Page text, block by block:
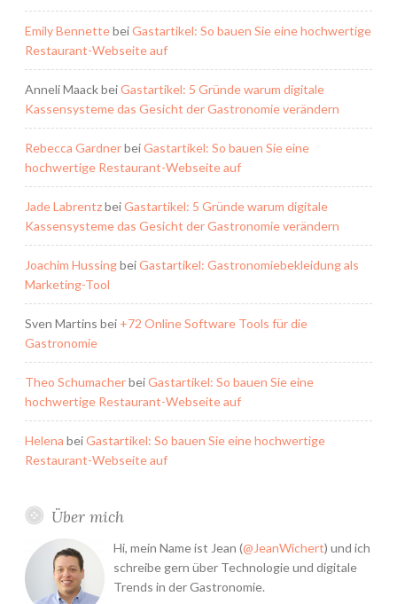
Emily BennettebeiGastartikel: So bauen Sie eine hochwertige
Restaurant-Webseite auf
Anneli MaackbeiGastartikel: 5 Gründe warum digitale
Kassensysteme das Gesicht der Gastronomie verändern
Rebecca GardnerbeiGastartikel: So bauen Sie eine
hochwertige Restaurant-Webseite auf
Jade LabrentzbeiGastartikel: 5 Gründe warum digitale
Kassensysteme das Gesicht der Gastronomie verändern
Joachim HussingbeiGastartikel: Gastronomiebekleidung als
Marketing-Tool
Sven Martins bei +72 Online Software Tools für die
Gastronomie
Theo SchumacherbeiGastartikel: So bauen Sie eine
hochwertige Restaurant-Webseite auf
Helena beiGastartikel: So bauen Sie eine hochwertige
Restaurant-Webseite auf
Über mich
Hi, mein Name ist Jean (@JeanWichert) und ich
schreibe gern über Technologie und digitale
Trends in der Gastronomie.